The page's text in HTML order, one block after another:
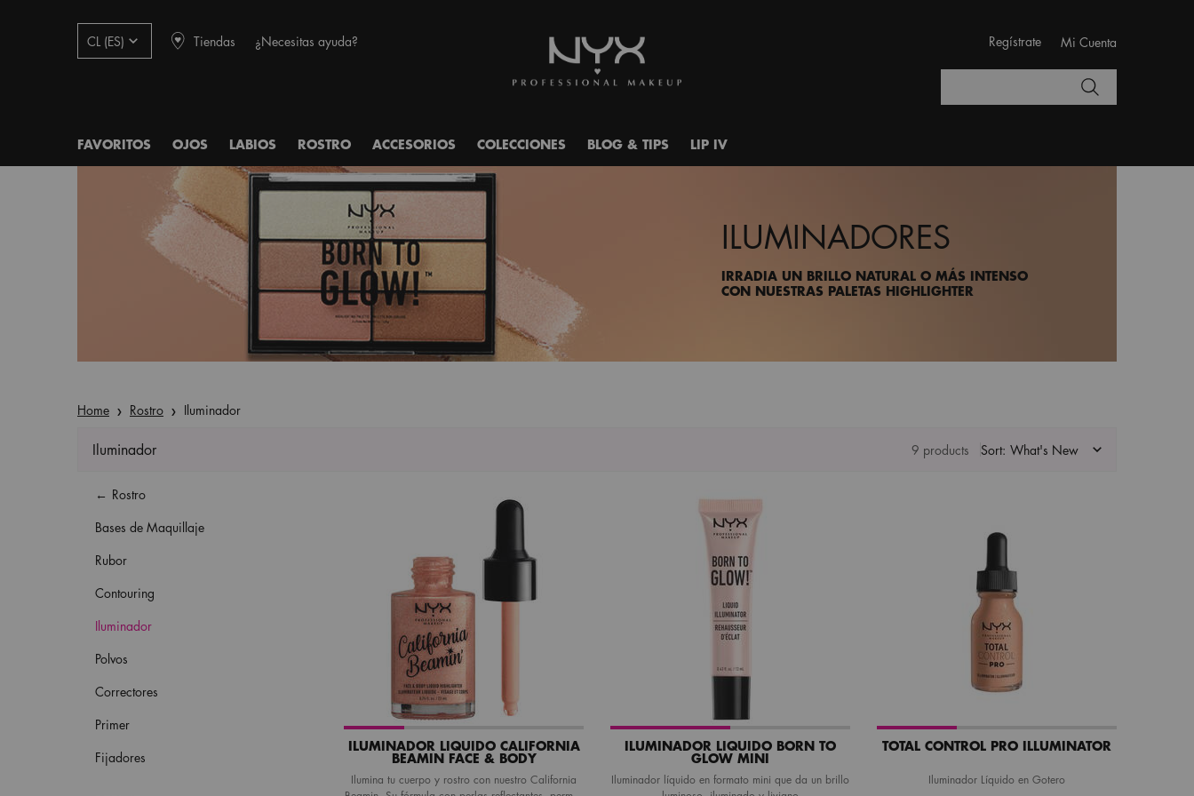
CL (ES) Tiendas ¿Necesitas ayuda? Regístrate Mi Cuenta
Buscar
FAVORITOS OJOS LABIOS ROSTRO ACCESORIOS COLECCIONES BLOG & TIPS LIP IV
ILUMINADORES
IRRADIA UN BRILLO NATURAL O MÁS INTENSO
CON NUESTRAS PALETAS HIGHLIGHTER
Home Rostro Iluminador
Iluminador 9 products Sort:
Rostro
Bases de Maquillaje
Rubor
Contouring
Iluminador
Polvos
Correctores
Primer
Fijadores
ILUMINADOR LÍQUIDO CALIFORNIA
BEAMIN FACE & BODY
Ilumina tu cuerpo y rostro con nuestro California
ILUMINADOR LÍQUIDO BORN TO
GLOW MINI
Iluminador líquido en formato mini que da un brillo
TOTAL CONTROL PRO ILLUMINATOR
Iluminador Líquido en Gotero